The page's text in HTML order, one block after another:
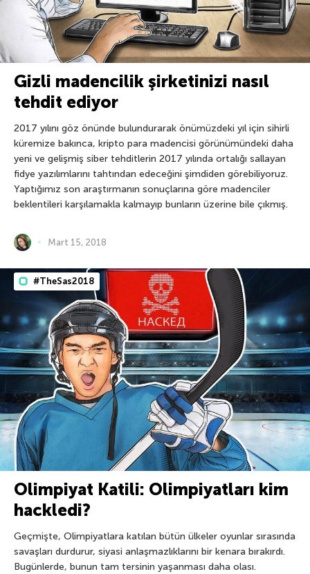
Gizli madencilik şirketinizi nasıl
tehdit ediyor
2017 yılını göz önünde bulundurarak önümüzdeki yıl için sihirli
küremize bakınca, kripto para madencisi görünümündeki daha
yeni ve gelişmiş siber tehditlerin 2017 yılında ortalığı sallayan
fidye yazılımlarını tahtından edeceğini şimdiden görebiliyoruz.
Yaptığımız son araştırmanın sonuçlarına göre madenciler
beklentileri karşılamakla kalmayıp bunların üzerine bile çıkmış.
Mart 15, 2018
#TheSas2018
Olimpiyat Katili: Olimpiyatları kim
hackledi?
Geçmişte, Olimpiyatlara katılan bütün ülkeler oyunlar sırasında
savaşları durdurur, siyasi anlaşmazlıklarını bir kenara bırakırdı.
Bugünlerde, bunun tam tersinin yaşanması daha olası.